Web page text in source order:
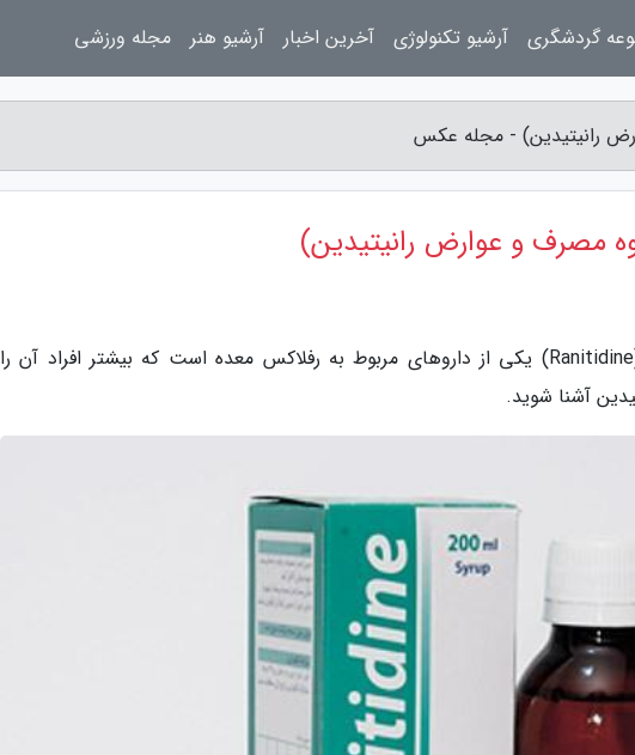
رانیتیدین) - مجله عکس
مصرف و عوارض رانیتیدین)
به گزارش مجله عکس، قرص رانیتیدین (Ranitidine) یکی از داروهای مربوط به رفلاکس معده است که بیشتر افراد آن را
آشنا شوید.
گردشگری آرشیو تکنولوژی آخرین اخبار آرشیو هنر مجله ورزشی